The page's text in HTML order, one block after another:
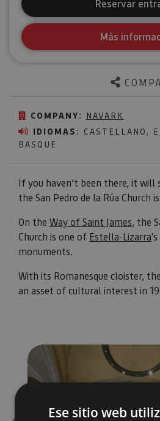
COMPANY: NAVARK
IDIOMAS: CASTELLANO,
BASQUE
If you haven’t been there, it will
the San Pedro de la Rúa Church
On the Way of Saint James, the
Church is one of Estella-Lizarra
monuments.
With its Romanesque cloister,
an asset of cultural interest in
Reservar
Más
Ese sitio web